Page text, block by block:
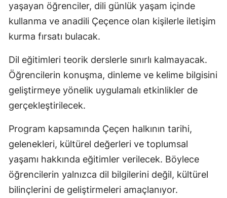
yaşayan öğrenciler, dili günlük yaşam içinde
kullanma ve anadili Çeçence olan kişilerle iletişim
kurma fırsatı bulacak.
Dil eğitimleri teorik derslerle sınırlı kalmayacak.
Öğrencilerin konuşma, dinleme ve kelime bilgisini
geliştirmeye yönelik uygulamalı etkinlikler de
gerçekleştirilecek.
Program kapsamında Çeçen halkının tarihi,
gelenekleri, kültürel değerleri ve toplumsal
yaşamı hakkında eğitimler verilecek. Böylece
öğrencilerin yalnızca dil bilgilerini değil, kültürel
bilinçlerini de geliştirmeleri amaçlanıyor.